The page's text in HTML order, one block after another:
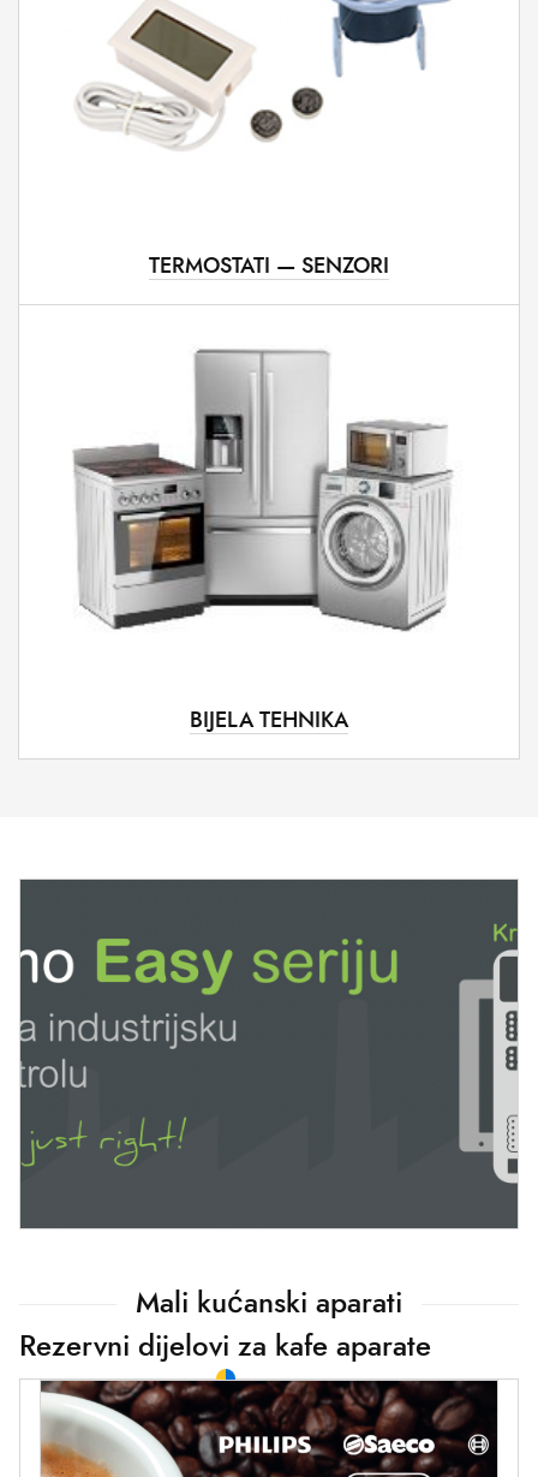
TERMOSTATI — SENZORI
BIJELA TEHNIKA
Mali kućanski aparati
Rezervni dijelovi za kafe aparate